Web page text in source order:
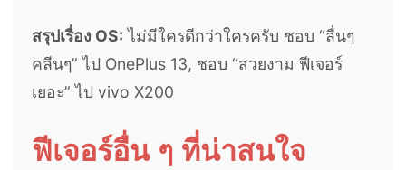
สรุปเรื่อง OS: ไม่มีใครดีกว่าใครครับ ชอบ “ลื่นๆ
คลีนๆ” ไป OnePlus 13, ชอบ “สวยงาม ฟีเจอร์
เยอะ” ไป vivo X200
ฟีเจอร์อื่น ๆ ที่น่าสนใจ